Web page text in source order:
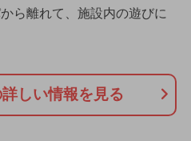
ら離れて、施設内の遊びに
しい情報を見る